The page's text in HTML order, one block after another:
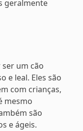
geralmente
um cão
e leal. Eles são
com crianças,
mesmo
são
e ágeis.